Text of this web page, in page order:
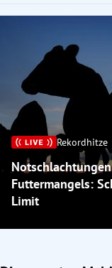
Rekordhitze
Futtermangels:
Limit